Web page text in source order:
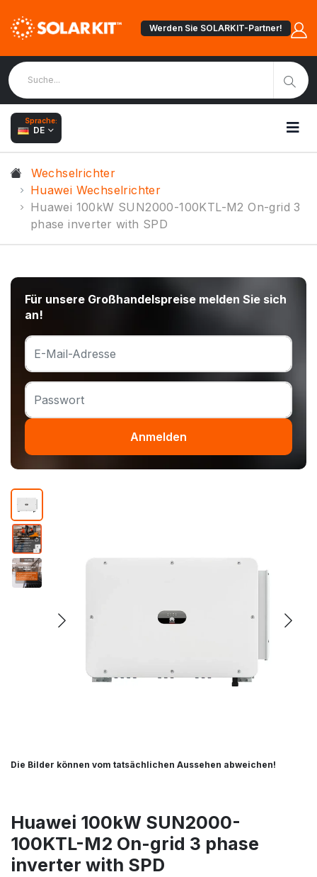
Werden Sie SOLARKIT-Partner!
Sprache:
DE
Wechselrichter
Huawei Wechselrichter
Huawei 100kW SUN2000-100KTL-M2 On-grid 3
phase inverter with SPD
Für unsere Großhandelspreise melden Sie sich
an!
Anmelden
Die Bilder können vom tatsächlichen Aussehen abweichen!
Huawei 100kW SUN2000-
100KTL-M2 On-grid 3 phase
inverter with SPD